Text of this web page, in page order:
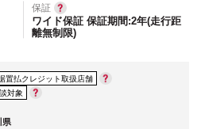
保証
ワイド保証 保証期間:2年(走行距
離無制限)
置払クレジット取扱店舗
対象
県